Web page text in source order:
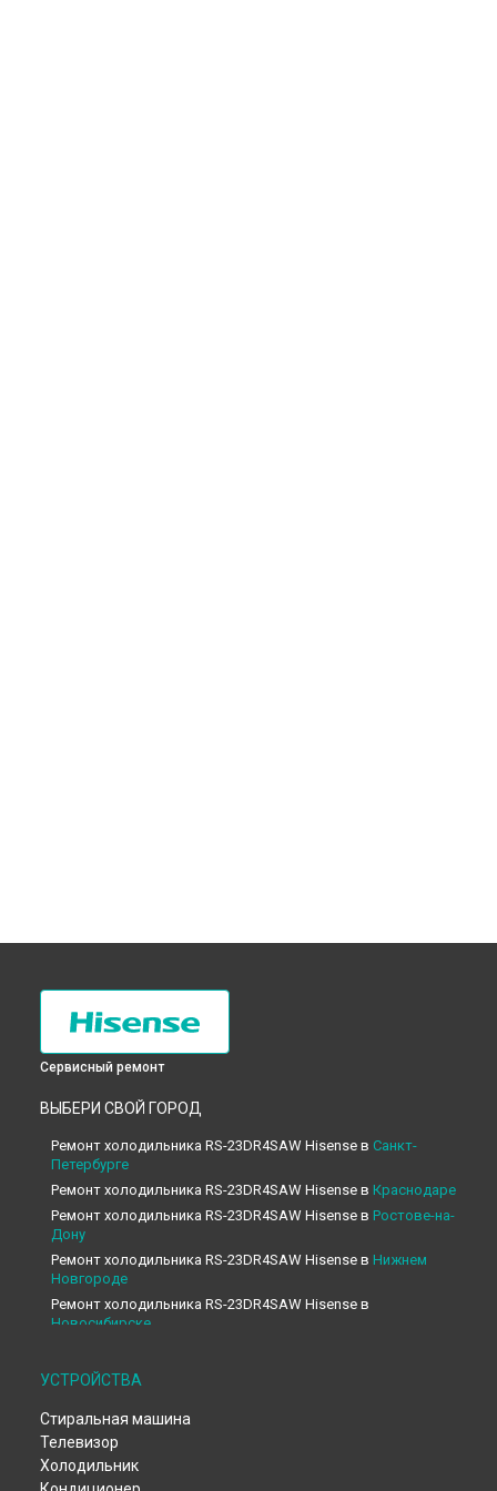
Сервисный ремонт
ВЫБЕРИ СВОЙ ГОРОД
Ремонт холодильника RS-23DR4SAW Hisense в Санкт-
Петербурге
Ремонт холодильника RS-23DR4SAW Hisense в Краснодаре
Ремонт холодильника RS-23DR4SAW Hisense в Ростове-на-
Дону
Ремонт холодильника RS-23DR4SAW Hisense в Нижнем
Новгороде
Ремонт холодильника RS-23DR4SAW Hisense в
Новосибирске
Ремонт холодильника RS-23DR4SAW Hisense в
Ремонт холодильника RS-23DR4SAW Hisense в
Ремонт холодильника RS-23DR4SAW Hisense в
Ремонт холодильника RS-23DR4SAW Hisense в
УСТРОЙСТВА
Стиральная машина
Телевизор
Холодильник